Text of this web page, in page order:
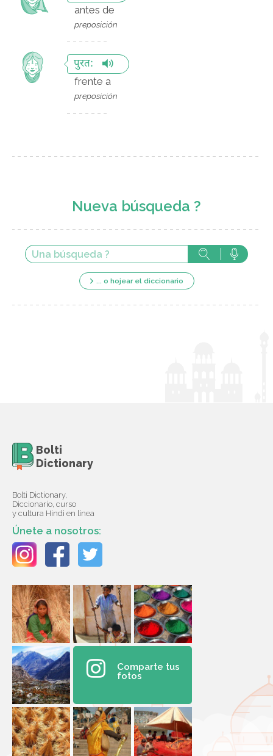
antes de
preposición
पुरत:
frente a
preposición
Nueva búsqueda ?
... o hojear el diccionario
Bolti
Dictionary
Bolti Dictionary,
Diccionario, curso
y cultura Hindi en línea
Únete a nosotros:
Comparte tus
fotos